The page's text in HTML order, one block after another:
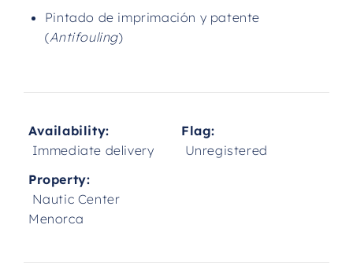
Pintado de imprimación y patente
(Antifouling)
Availability:
Immediate delivery
Flag:
Unregistered
Property:
Nautic Center
Menorca